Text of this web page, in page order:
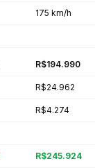
175 km/h
R$194.990
R$24.962
R$4.274
R$245.924